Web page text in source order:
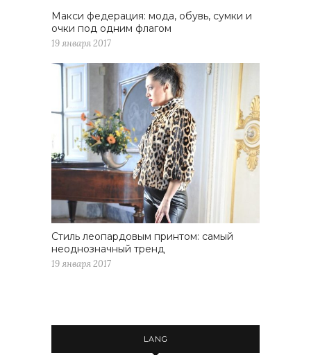
Макси федерация: мода, обувь, сумки и
очки под одним флагом
19 января 2017
Стиль леопардовым принтом: самый
неоднозначный тренд
19 января 2017
LANG